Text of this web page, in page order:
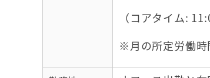
（コアタイム:
※月の所定労働時